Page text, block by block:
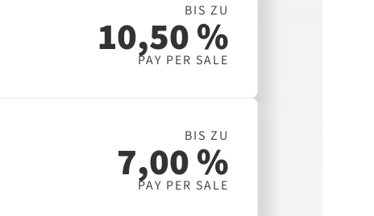
BIS ZU
10,50 %
PAY PER SALE
BIS ZU
7,00 %
PAY PER SALE